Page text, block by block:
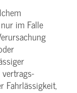
im Falle
vertrags­
Fahrlässigkeit,